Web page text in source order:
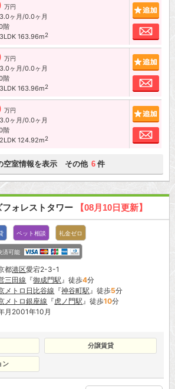
万円
ヶ月/0.0ヶ月
階
163.96m2
お
万円
ヶ月/0.0ヶ月
階
163.96m2
お
万円
ヶ月/0.0ヶ月
階
124.92m2
お
空室情報を表示 その他 6 件
ォレストタワー 【08月10日更新】
ペット相談 礼金ゼロ
済可能
都港区愛宕2-3-1
三田線 『御成門駅』徒歩4分
メトロ日比谷線 『神谷町駅』徒歩5分
メトロ銀座線 『虎ノ門駅』徒歩10分
月2001年10月
分譲賃貸
ン